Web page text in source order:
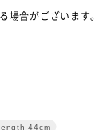
合がございます。
44cm